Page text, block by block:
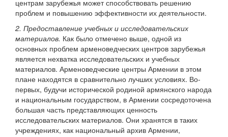
центрам зарубежья может способствовать решению
проблем и повышению эффективности их деятельности.
2. Предоставление учебных и исследовательских
материалов. Как было отмечено выше, одной из
основных проблем арменоведческих центров зарубежья
является нехватка исследовательских и учебных
материалов. Арменоведческие центры Армении в этом
плане находятся в сравнительно лучших условиях. Во-
первых, будучи исторической родиной армянского народа
и национальным государством, в Армении сосредоточена
большая часть представляющих ценность
исследовательских материалов. Они хранятся в таких
учреждениях, как национальный архив Армении,